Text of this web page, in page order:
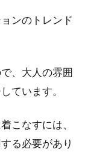
は？
節でもありますね。
ンのトレンド
、大人の雰囲
ています。
こなすには、
る必要があり